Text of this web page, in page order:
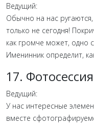
Ведущий:
Обычно на нас
только не сегодня!
как громче может, одно
Именинник определит,
17.
Ведущий:
У нас интересные
вместе